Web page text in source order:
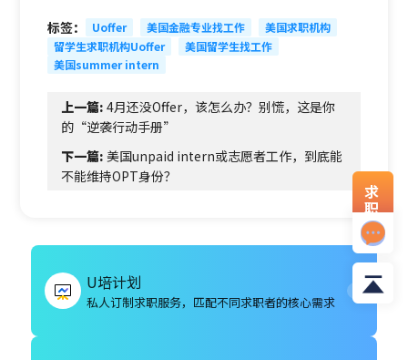
标签： Uoffer 美国金融专业找工作
美国求职机构
留学生求职机构Uoffer
美国留学生找工作
美国summer intern
上一篇:4月还没Offer，该怎么办？别慌，这是你
的“逆袭行动手册”
下一篇:美国unpaid intern或志愿者工作，到底能
不能维持OPT身份？
U培计划
私人订制求职服务，匹配不同求职者的核心需求
求
职
资
料